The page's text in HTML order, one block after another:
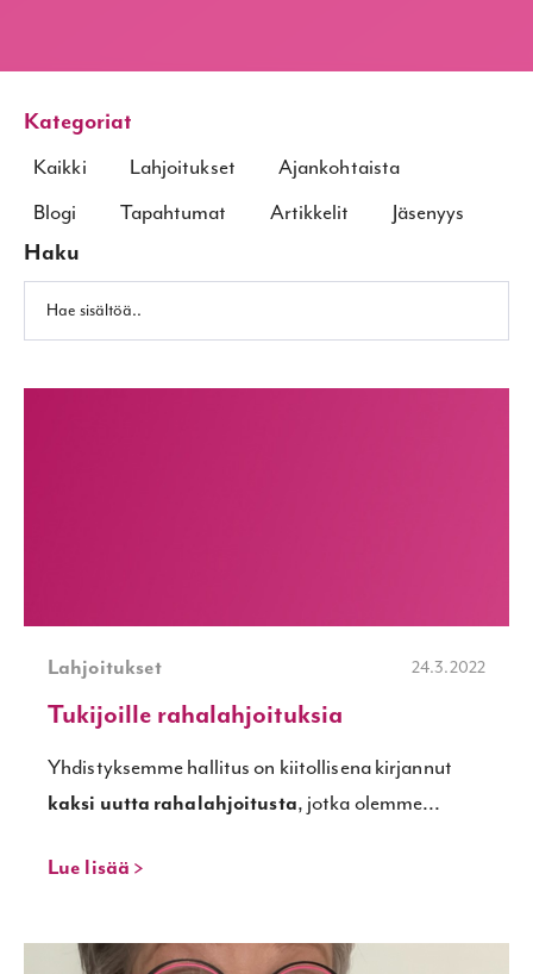
Kategoriat
Kaikki Lahjoitukset
Ajankohtaista
Blogi
Tapahtumat Artikkelit Jäsenyys
Haku
Lahjoitukset 24.3.2022
Tukijoille rahalahjoituksia
Yhdistyksemme hallitus on kiitollisena kirjannut
kaksi uutta rahalahjoitusta, jotka olemme...
Lue lisää >